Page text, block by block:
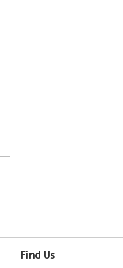
Find Us